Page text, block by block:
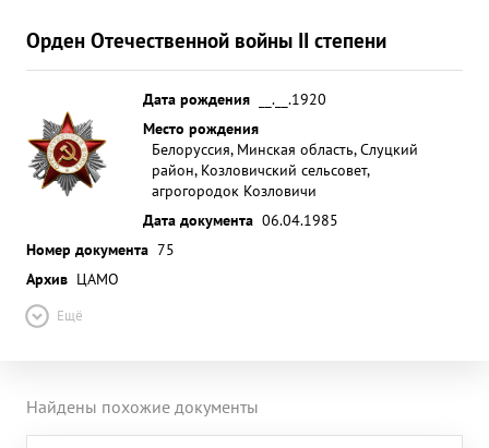
Орден Отечественной войны II степени
Дата рождения
__.__.1920
Место рождения
Белоруссия, Минская область, Слуцкий
район, Козловичский сельсовет,
агрогородок Козловичи
Дата документа 06.04.1985
Номер документа 75
Архив ЦАМО
Ещё
Найдены похожие документы